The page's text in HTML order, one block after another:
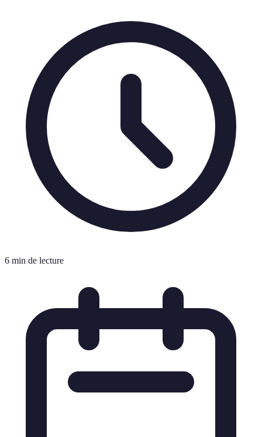
6 min de lecture